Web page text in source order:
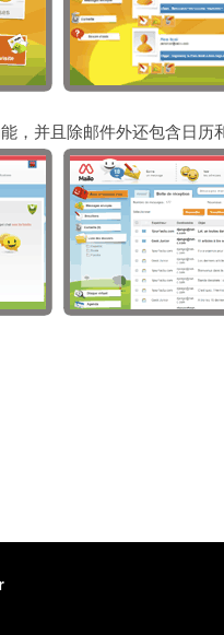
，并且除邮件外还包含日历